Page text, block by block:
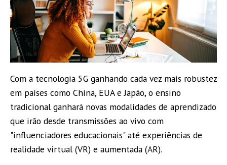
Com a tecnologia 5G ganhando cada vez mais robustez
em países como China, EUA e Japão, o ensino
tradicional ganhará novas modalidades de aprendizado
que irão desde transmissões ao vivo com
"influenciadores educacionais" até experiências de
realidade virtual (VR) e aumentada (AR).